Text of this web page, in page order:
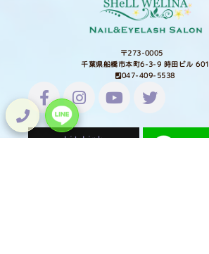
〒273-0005
千葉県船橋市本町6-3-9 時田ビル 601
047-409-5538
Lit.Link